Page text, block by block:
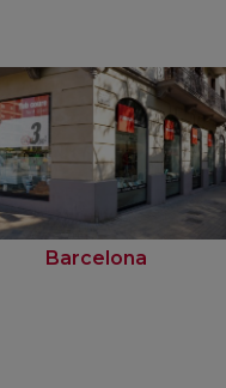
Barcelona